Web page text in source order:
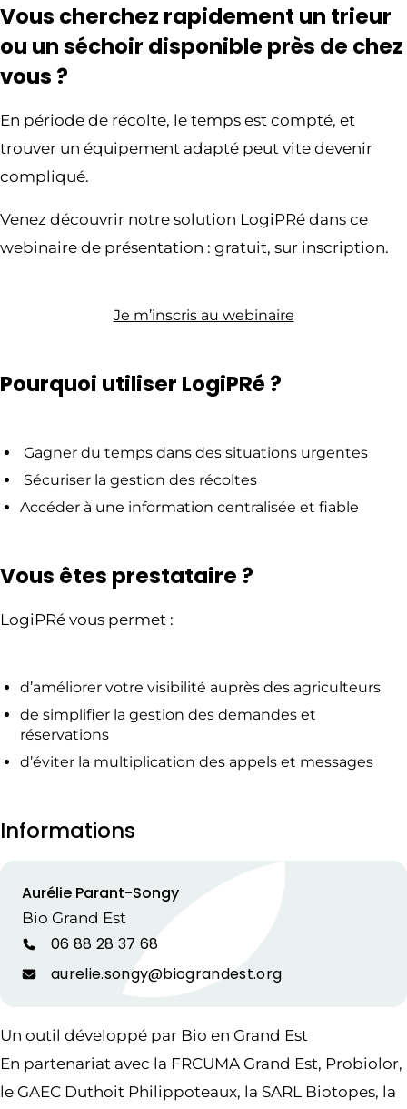
Vous cherchez rapidement un trieur
ou un séchoir disponible près de chez
vous ?
En période de récolte, le temps est compté, et
trouver un équipement adapté peut vite devenir
compliqué.
Venez découvrir notre solution LogiPRé dans ce
webinaire de présentation : gratuit, sur inscription.
Je m’inscris au webinaire
Pourquoi utiliser LogiPRé ?
Gagner du temps dans des situations urgentes
Sécuriser la gestion des récoltes
Accéder à une information centralisée et fiable
Vous êtes prestataire ?
LogiPRé vous permet :
d’améliorer votre visibilité auprès des agriculteurs
de simplifier la gestion des demandes et
réservations
d’éviter la multiplication des appels et messages
Informations
Aurélie Parant-Songy
Bio Grand Est
06 88 28 37 68
aurelie.songy@biograndest.org
Un outil développé par Bio en Grand Est
En partenariat avec la FRCUMA Grand Est, Probiolor,
le GAEC Duthoit Philippoteaux, la SARL Biotopes, la